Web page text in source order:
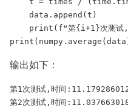
    data.append(t)
print(f"第{i+1}次测试
输出如下：
第1次测试,时间
第2次测试,时间